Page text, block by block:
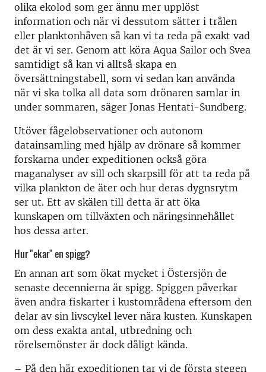
olika ekolod som ger ännu mer upplöst
information och när vi dessutom sätter i trålen
eller planktonhåven så kan vi ta reda på exakt vad
det är vi ser. Genom att köra Aqua Sailor och Svea
samtidigt så kan vi alltså skapa en
översättningstabell, som vi sedan kan använda
när vi ska tolka all data som drönaren samlar in
under sommaren, säger Jonas Hentati-Sundberg.
Utöver fågelobservationer och autonom
datainsamling med hjälp av drönare så kommer
forskarna under expeditionen också göra
maganalyser av sill och skarpsill för att ta reda på
vilka plankton de äter och hur deras dygnsrytm
ser ut. Ett av skälen till detta är att öka
kunskapen om tillväxten och näringsinnehållet
hos dessa arter.
Hur "ekar" en spigg?
En annan art som ökat mycket i Östersjön de
senaste decennierna är spigg. Spiggen påverkar
även andra fiskarter i kustområdena eftersom den
delar av sin livscykel lever nära kusten. Kunskapen
om dess exakta antal, utbredning och
rörelsemönster är dock dåligt kända.
– På den här expeditionen tar vi de första stegen